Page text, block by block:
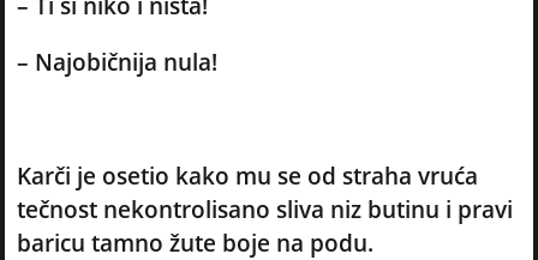
– Najobičnija nula!
Karči je osetio kako mu se od straha vruća
tečnost nekontrolisano sliva niz butinu i pravi
baricu tamno žute boje na podu.